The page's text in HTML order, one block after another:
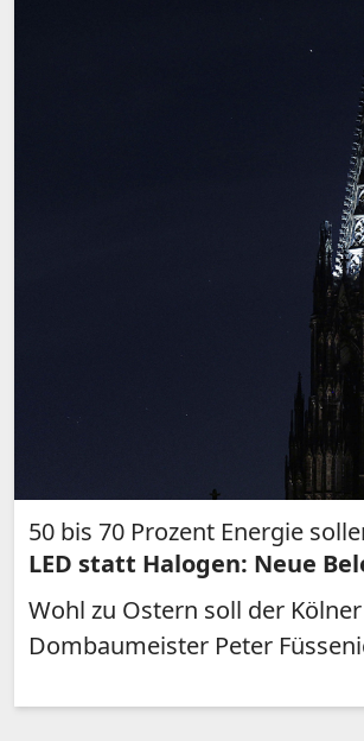
50 bis 70 Prozent Energie
LED statt Halogen: Neue
Wohl zu Ostern soll der
Dombaumeister Peter